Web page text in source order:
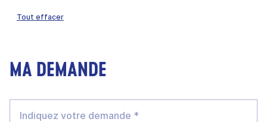
Tout effacer
MA DEMANDE